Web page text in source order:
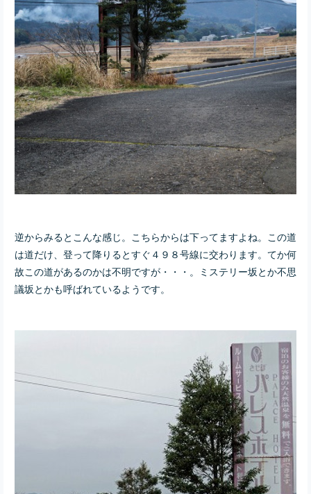
逆からみるとこんな感じ。こちらからは下ってますよね。この道
は道だけ、登って降りるとすぐ４９８号線に交わります。てか何
故この道があるのかは不明ですが・・・。ミステリー坂とか不思
議坂とかも呼ばれているようです。